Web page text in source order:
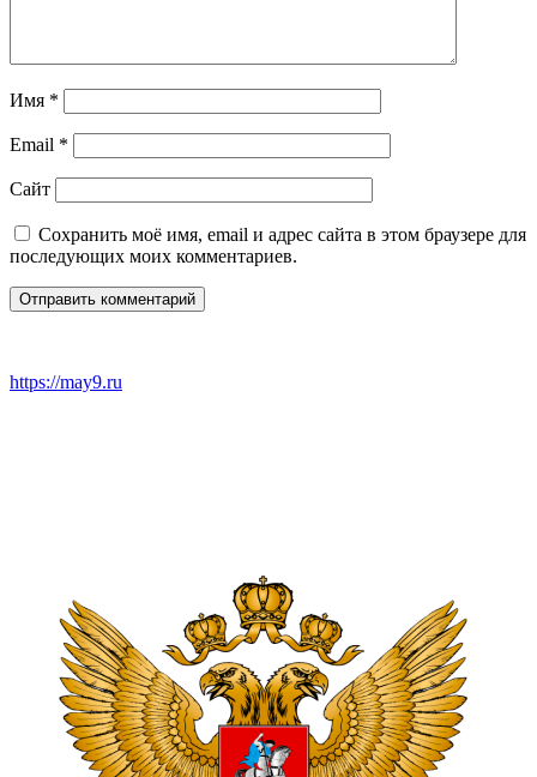
Имя *
Email *
Сайт
Сохранить моё имя, email и адрес сайта в этом браузере для
последующих моих комментариев.
https://may9.ru